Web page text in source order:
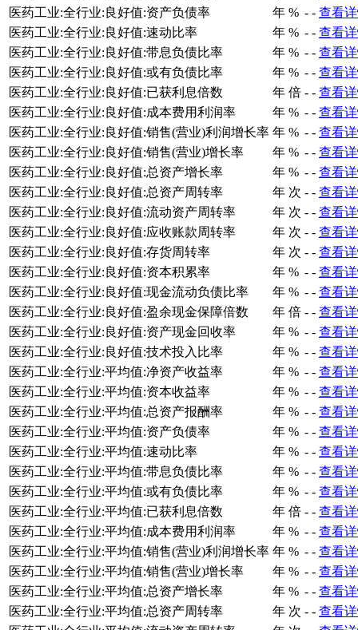
医药工业:全行业:良好值:资产负债率
年 % - - 查看
医药工业:全行业:良好值:速动比率
年 % - - 查看
医药工业:全行业:良好值:带息负债比率
年 % - - 查看
医药工业:全行业:良好值:或有负债比率
年 % - - 查看
医药工业:全行业:良好值:已获利息倍数
年 倍 - - 查看
医药工业:全行业:良好值:成本费用利润率
年 % - - 查看
医药工业:全行业:良好值:销售(营业)利润增长率 年 % - - 查看
医药工业:全行业:良好值:销售(营业)增长率
年 % - - 查看
医药工业:全行业:良好值:总资产增长率
年 % - - 查看
医药工业:全行业:良好值:总资产周转率
年 次 - - 查看
医药工业:全行业:良好值:流动资产周转率
年 次 - - 查看
医药工业:全行业:良好值:应收账款周转率
年 次 - - 查看
医药工业:全行业:良好值:存货周转率
年 次 - - 查看
医药工业:全行业:良好值:资本积累率
年 % - - 查看
医药工业:全行业:良好值:现金流动负债比率
年 % - - 查看
医药工业:全行业:良好值:盈余现金保障倍数
年 倍 - - 查看
医药工业:全行业:良好值:资产现金回收率
年 % - - 查看
医药工业:全行业:良好值:技术投入比率
年 % - - 查看
医药工业:全行业:平均值:净资产收益率
年 % - - 查看
医药工业:全行业:平均值:资本收益率
年 % - - 查看
医药工业:全行业:平均值:总资产报酬率
年 % - - 查看
医药工业:全行业:平均值:资产负债率
年 % - - 查看
医药工业:全行业:平均值:速动比率
年 % - - 查看
医药工业:全行业:平均值:带息负债比率
年 % - - 查看
医药工业:全行业:平均值:或有负债比率
年 % - - 查看
医药工业:全行业:平均值:已获利息倍数
年 倍 - - 查看
医药工业:全行业:平均值:成本费用利润率
年 % - - 查看
医药工业:全行业:平均值:销售(营业)利润增长率 年 % - - 查看
医药工业:全行业:平均值:销售(营业)增长率
年 % - - 查看
医药工业:全行业:平均值:总资产增长率
年 % - - 查看
医药工业:全行业:平均值:总资产周转率
年 次 - - 查看